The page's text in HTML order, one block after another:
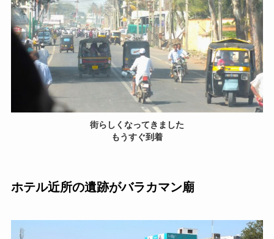
街らしくなってきました
もうすぐ到着
ホテル近所の遺跡がバラカマン廟